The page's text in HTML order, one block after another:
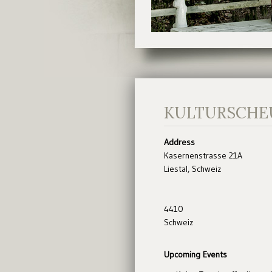
Address
Kasernenstrasse 21A
Liestal, Schweiz
4410
Schweiz
Upcoming Events